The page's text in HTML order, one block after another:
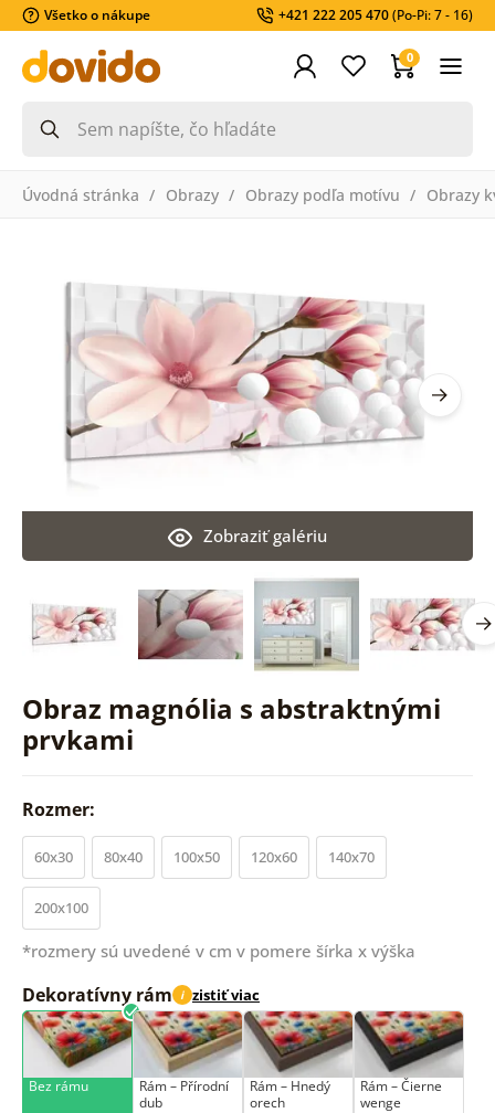
Všetko o nákupe +421 222 205 470(Po-Pi: 7 - 16)
0
Úvodná stránka Obrazy Obrazy podľa motívu Obrazy
Obraz magnólia s abstraktnými
prvkami
Zobraziť galériu
Rozmer:
60x30 80x40 100x50 120x60 140x70
200x100
*rozmery sú uvedené v cm v pomere šírka x výška
Dekoratívny rám i zistiť viac
Bez rámu
Rám –⁠⁠⁠⁠⁠⁠ Přírodní
dub
Rám – Hnedý
orech
Rám – Čierne
wenge